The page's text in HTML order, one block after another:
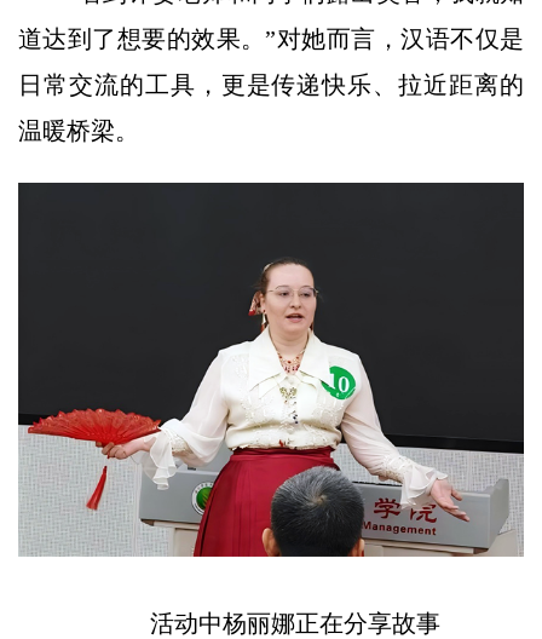
道达到了想要的效果。”对她而言，汉语不仅是
日常交流的工具，更是传递快乐、拉近距离的
温暖桥梁。
活动中杨丽娜正在分享故事